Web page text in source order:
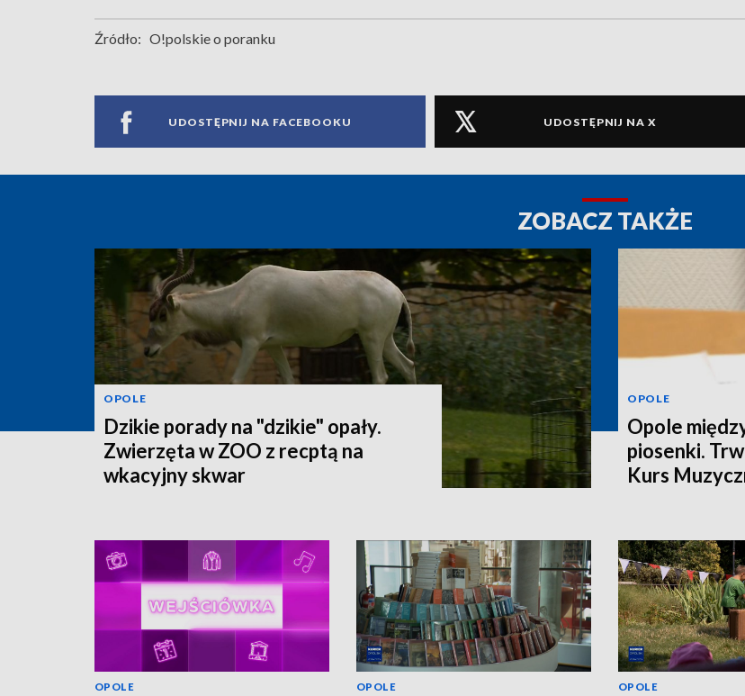
Źródło: O!polskie o poranku
UDOSTĘPNIJ NA FACEBOOKU UDOSTĘPNIJ NA X
ZOBACZ TAKŻE
OPOLE
Dzikie porady na "dzikie" opały.
Zwierzęta w ZOO z recptą na
wkacyjny skwar
OPOLE
Opole
piosenki.
Kurs
OPOLE OPOLE OPOLE